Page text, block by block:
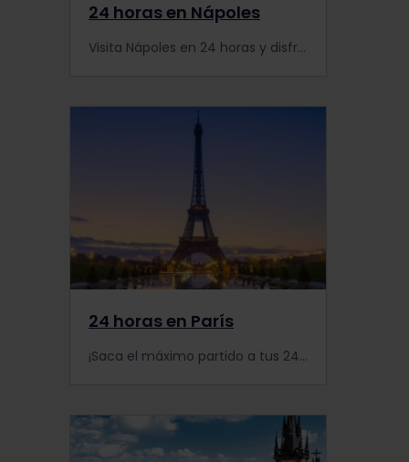
24 horas en Nápoles
Visita Nápoles en 24 horas y disfruta de su rica historia, su increíble comida y el famoso volcán Vesubio.
24 horas en París
¡Saca el máximo partido a tus 24 horas en París! Te enseñaremos todos los lugares destacados y parecerá que lo conoces como si llevases allí una semana.